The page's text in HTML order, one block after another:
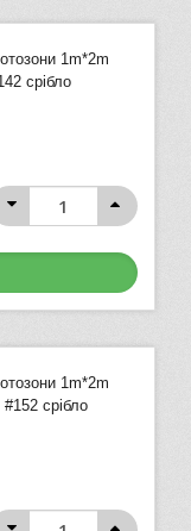
1m*2m
срібло
1m*2m
срібло